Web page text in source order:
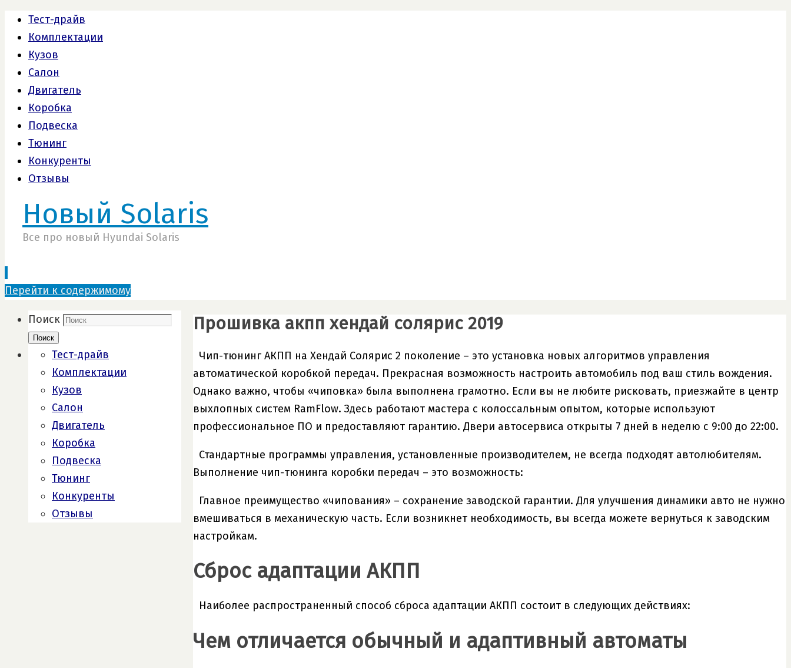
Тест-драйв
Комплектации
Кузов
Салон
Двигатель
Коробка
Подвеска
Тюнинг
Конкуренты
Отзывы
Новый Solaris
Все про новый Hyundai Solaris
Перейти к содержимому
Прошивка акпп хендай солярис 2019
Чип-тюнинг АКПП на Хендай Солярис 2 поколение – это установка новых алгоритмов управления
автоматической коробкой передач. Прекрасная возможность настроить автомобиль под ваш стиль вождения.
Однако важно, чтобы «чиповка» была выполнена грамотно. Если вы не любите рисковать, приезжайте в центр
выхлопных систем RamFlow. Здесь работают мастера с колоссальным опытом, которые используют
профессиональное ПО и предоставляют гарантию. Двери автосервиса открыты 7 дней в неделю с 9:00 до 22:00.
Стандартные программы управления, установленные производителем, не всегда подходят автолюбителям.
Выполнение чип-тюнинга коробки передач – это возможность:
Главное преимущество «чипования» – сохранение заводской гарантии. Для улучшения динамики авто не нужно
вмешиваться в механическую часть. Если возникнет необходимость, вы всегда можете вернуться к заводским
настройкам.
Сброс адаптации АКПП
Наиболее распространенный способ сброса адаптации АКПП состоит в следующих действиях:
Чем отличается обычный и адаптивный автоматы
Поиск
Поиск
Тест-драйв
Комплектации
Кузов
Салон
Двигатель
Коробка
Подвеска
Тюнинг
Конкуренты
Отзывы